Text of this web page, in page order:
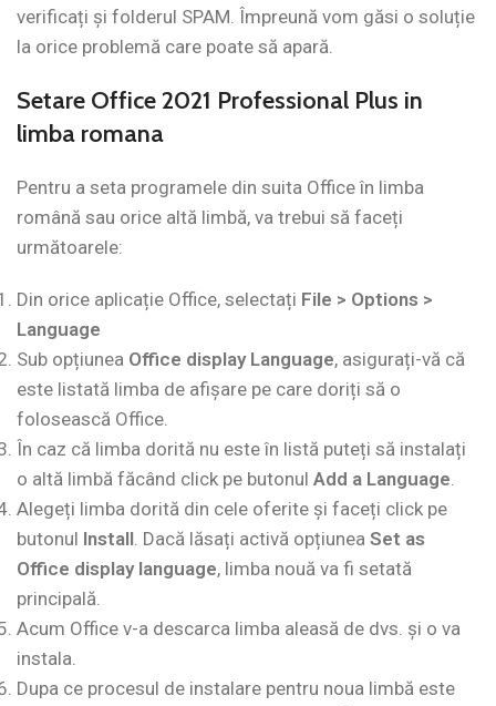
verificați și folderul SPAM. Împreună vom găsi o soluție
la orice problemă care poate să apară.
Setare Office 2021 Professional Plus in
limba romana
Pentru a seta programele din suita Office în limba
română sau orice altă limbă, va trebui să faceți
următoarele:
Din orice aplicație Office, selectați File > Options >
Language
Sub opțiunea Office display Language, asigurați-vă că
este listată limba de afișare pe care doriți să o
folosească Office.
În caz că limba dorită nu este în listă puteți să instalați
o altă limbă făcând click pe butonul Add a Language.
Alegeți limba dorită din cele oferite și faceți click pe
butonul Install. Dacă lăsați activă opțiunea Set as
Office display language, limba nouă va fi setată
principală.
Acum Office v-a descarca limba aleasă de dvs. și o va
instala.
Dupa ce procesul de instalare pentru noua limbă este